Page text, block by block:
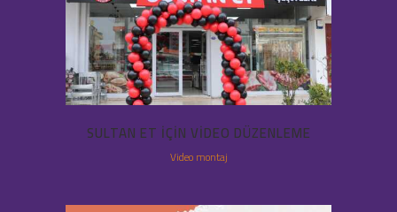
SULTAN ET IÇIN VIDEO DÜZENLEME
Video montaj